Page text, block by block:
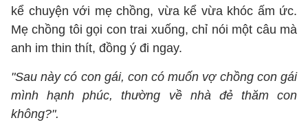
kể chuyện với mẹ chồng, vừa kể vừa khóc ấm ức.
Mẹ chồng tôi gọi con trai xuống, chỉ nói một câu mà
anh im thin thít, đồng ý đi ngay.
"Sau này có con gái, con có muốn vợ chồng con gái
mình hạnh phúc, thường về nhà đẻ thăm con
không?".